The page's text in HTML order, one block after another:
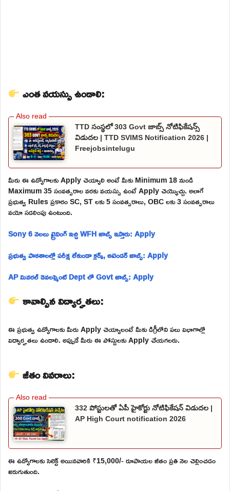
ఎంత వయస్సు ఉండాలి:
TTD సంస్థలో 303 Govt జాబ్స్ నోటిఫికేషన్స్
విడుదల | TTD SVIMS Notification 2026 |
Freejobsintelugu
మీరు ఈ ఉద్యోగాలకు Apply చెయ్యాలి అంటే మీకు Minimum 18 నుండి
Maximum 35 సంవత్సరాల వరకు వయస్సు ఉంటే Apply చెయ్యొచ్చు. అలాగే
ప్రభుత్వ Rules ప్రకారం SC, ST లకు 5 సంవత్సరాలు, OBC లకు 3 సంవత్సరాలు
వయో సడలింపు ఉంటుంది.
Sony 6 నెలలు ట్రైనింగ్ ఇచ్చి WFH జాబ్స్ ఇస్తారు: Apply
ప్రభుత్వ పాఠశాలల్లో పరీక్ష లేకుండా క్లర్క్, అటెండర్ జాబ్స్: Apply
AP మినరల్ డెవలప్మెంట్ Dept లో Govt జాబ్స్: Apply
కావాల్సిన విద్యార్హతలు:
ఈ ప్రభుత్వ ఉద్యోగాలకు మీరు Apply చెయ్యాలంటే మీకు డిగ్రీలోని పలు విభాగాల్లో
విద్యార్హతలు ఉండాలి. అప్పుడే మీరు ఈ పోస్టులకు Apply చేయగలరు.
జీతం వివరాలు:
332 పోస్టులతో ఏపీ హైకోర్టు నోటిఫికేషన్ విడుదల |
AP High Court notification 2026
ఈ ఉద్యోగాలకు సెలెక్ట్ అయినవారికి ₹15,000/- రూపాయల జీతం ప్రతి నెల చెల్లించడం
జరుగుతుంది.